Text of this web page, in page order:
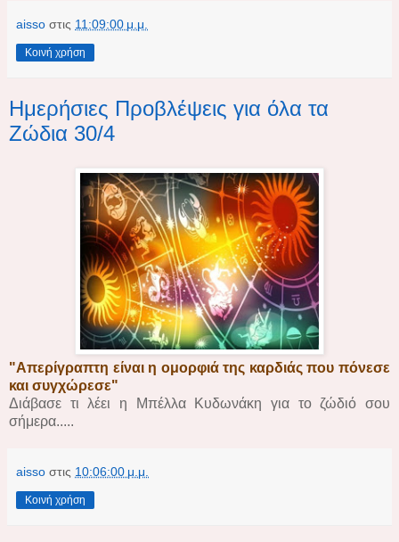
aisso στις 11:09:00 μ.μ.
Κοινή χρήση
Ημερήσιες Προβλέψεις για όλα τα
Ζώδια 30/4
"Απερίγραπτη είναι η ομορφιά της καρδιάς που πόνεσε
και συγχώρεσε"
Διάβασε τι λέει η Μπέλλα Κυδωνάκη για το ζώδιό σου
σήμερα.....
aisso στις 10:06:00 μ.μ.
Κοινή χρήση